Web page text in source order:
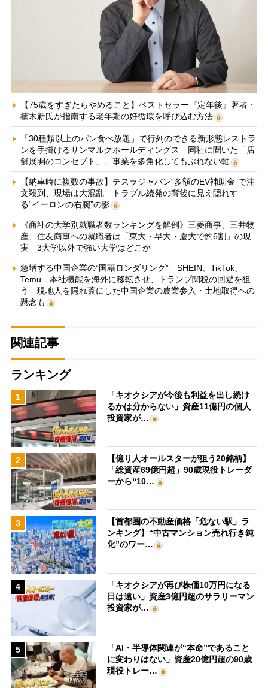
【75歳をすぎたらやめること】ベストセラー『定年後』著者・
楠木新氏が指南する老年期の好循環を呼び込む方法
「30種類以上のパン食べ放題」で行列のできる新形態レストラ
ンを手掛けるサンマルクホールディングス 同社に聞いた「店
舗展開のコンセプト」、事業を多角化してもぶれない軸
【納車時に複数の事故】テスラジャパン“多額のEV補助金”で注
文殺到、現場は大混乱 トラブル続発の背後に見え隠れす
る“イーロンの右腕”の影
《商社の大学別就職者数ランキングを解剖》三菱商事、三井物
産、住友商事への就職者は「東大・早大・慶大で約6割」の現
実 3大学以外で強い大学はどこか
急増する中国企業の“国籍ロンダリング” SHEIN、TikTok、
Temu…本社機能を海外に移転させ、トランプ関税の回避を狙
う 現地人を隠れ蓑にした中国企業の農業参入・土地取得への
懸念も
関連記事
ランキング
1
「キオクシアが今後も利益を出し続け
るかは分からない」資産11億円の個人
投資家が…
2
【億り人オールスターが狙う20銘柄】
「総資産69億円超」90歳現役トレーダ
ーから“10…
3
【首都圏の不動産価格「危ない駅」ラ
ンキング】“中古マンション売れ行き鈍
化”のワー…
4
「キオクシアが再び株価10万円になる
日は遠い」資産3億円超のサラリーマン
投資家が…
5
「AI・半導体関連が“本命”であること
に変わりはない」資産20億円超の90歳
現役トレー…